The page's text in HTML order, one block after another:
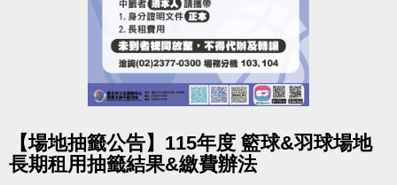
◼︎「泳池營隊」優惠梯次須單獨計算，不可與其他營隊合併折扣。
◼︎「伊索教育科學運動營」優惠內容不適用上述中心方案，報名繳
費、退費辦法、優惠內容等問題，皆直接聯繫「伊索教育」。
報名方式：現場報名、網路報名、APP報名。
▪︎網路報名請點我(開啟新視窗)
【場地抽籤公告】115年度 籃球&羽球場地
長期租用抽籤結果&繳費辦法